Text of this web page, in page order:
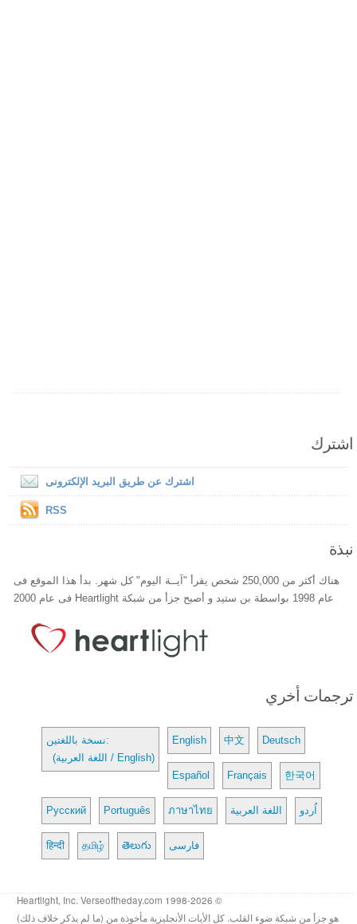
اشترك
اشترك عن طريق البريد الإلكترونى
RSS
نبذة
هناك أكثر من 250,000 شخص يقرأ "آيــة اليوم" كل شهر. بدأ هذا الموقع فى
عام 1998 بواسطة بن ستيد و أصبح جزأ من شبكة Heartlight فى عام 2000
ترجمات أخري
نسخة باللغتين:
(اللغة العربية / English)
English 中文 Deutsch
Español Français 한국어
Русский Português ภาษาไทย اللغة العربية اُردو
हिन्दी தமிழ் తెలుగు فارسی
© 1998-2026 Heartlight, Inc. Verseoftheday.com
هو جزأ من شبكة ضوء القلب. كل الأيات الأنجليزية مأخوذة من (ما لم يذكر خلاف ذلك)